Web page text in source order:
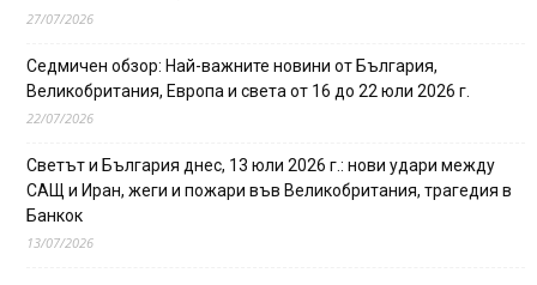
27/07/2026
Седмичен обзор: Най-важните новини от България,
Великобритания, Европа и света от 16 до 22 юли 2026 г.
22/07/2026
Светът и България днес, 13 юли 2026 г.: нови удари между
САЩ и Иран, жеги и пожари във Великобритания, трагедия в
Банкок
13/07/2026